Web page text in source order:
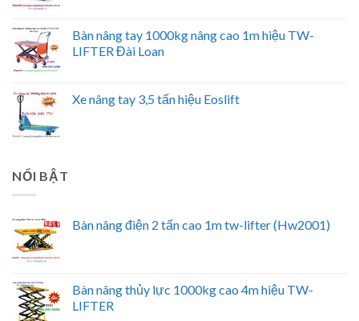
Bàn nâng tay 1000kg nâng cao 1m hiệu TW-
LIFTER Đài Loan
Xe nâng tay 3,5 tấn hiệu Eoslift
NỔI BẬT
Bàn nâng điện 2 tấn cao 1m tw-lifter (Hw2001)
Bàn nâng thủy lực 1000kg cao 4m hiệu TW-
LIFTER